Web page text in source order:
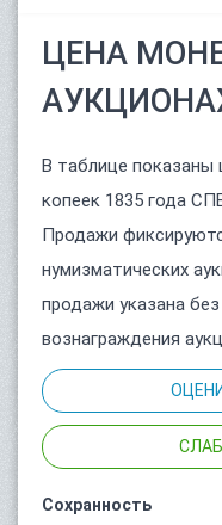
ЦЕНА
В таблице показаны
копеек 1835 года
Продажи
нумизматических
продажи указана
вознаграждения
Сохранность